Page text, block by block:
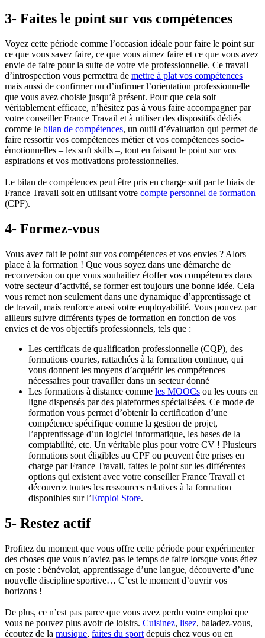
3- Faites le point sur vos compétences
Voyez cette période comme l’occasion idéale pour faire le point sur
ce que vous savez faire, ce que vous aimez faire et ce que vous avez
envie de faire pour la suite de votre vie professionnelle. Ce travail
d’introspection vous permettra de mettre à plat vos compétences
mais aussi de confirmer ou d’infirmer l’orientation professionnelle
que vous avez choisie jusqu’à présent. Pour que cela soit
véritablement efficace, n’hésitez pas à vous faire accompagner par
votre conseiller France Travail et à utiliser des dispositifs dédiés
comme le bilan de compétences, un outil d’évaluation qui permet de
faire ressortir vos compétences métier et vos compétences socio-
émotionnelles – les soft skills –, tout en faisant le point sur vos
aspirations et vos motivations professionnelles.
Le bilan de compétences peut être pris en charge soit par le biais de
France Travail soit en utilisant votre compte personnel de formation
(CPF).
4- Formez-vous
Vous avez fait le point sur vos compétences et vos envies ? Alors
place à la formation ! Que vous soyez dans une démarche de
reconversion ou que vous souhaitiez étoffer vos compétences dans
votre secteur d’activité, se former est toujours une bonne idée. Cela
vous remet non seulement dans une dynamique d’apprentissage et
de travail, mais renforce aussi votre employabilité. Vous pouvez par
ailleurs suivre différents types de formation en fonction de vos
envies et de vos objectifs professionnels, tels que :
Les certificats de qualification professionnelle (CQP), des
formations courtes, rattachées à la formation continue, qui
vous donnent les moyens d’acquérir les compétences
nécessaires pour travailler dans un secteur donné
Les formations à distance comme les MOOCs ou les cours en
ligne dispensés par des plateformes spécialisées. Ce mode de
formation vous permet d’obtenir la certification d’une
compétence spécifique comme la gestion de projet,
l’apprentissage d’un logiciel informatique, les bases de la
comptabilité, etc. Un véritable plus pour votre CV ! Plusieurs
formations sont éligibles au CPF ou peuvent être prises en
charge par France Travail, faites le point sur les différentes
options qui existent avec votre conseiller France Travail et
découvrez toutes les ressources relatives à la formation
disponibles sur l’Emploi Store.
5- Restez actif
Profitez du moment que vous offre cette période pour expérimenter
des choses que vous n’aviez pas le temps de faire lorsque vous étiez
en poste : bénévolat, apprentissage d’une langue, découverte d’une
nouvelle discipline sportive… C’est le moment d’ouvrir vos
horizons !
De plus, ce n’est pas parce que vous avez perdu votre emploi que
vous ne pouvez plus avoir de loisirs. Cuisinez, lisez, baladez-vous,
écoutez de la musique, faites du sport depuis chez vous ou en